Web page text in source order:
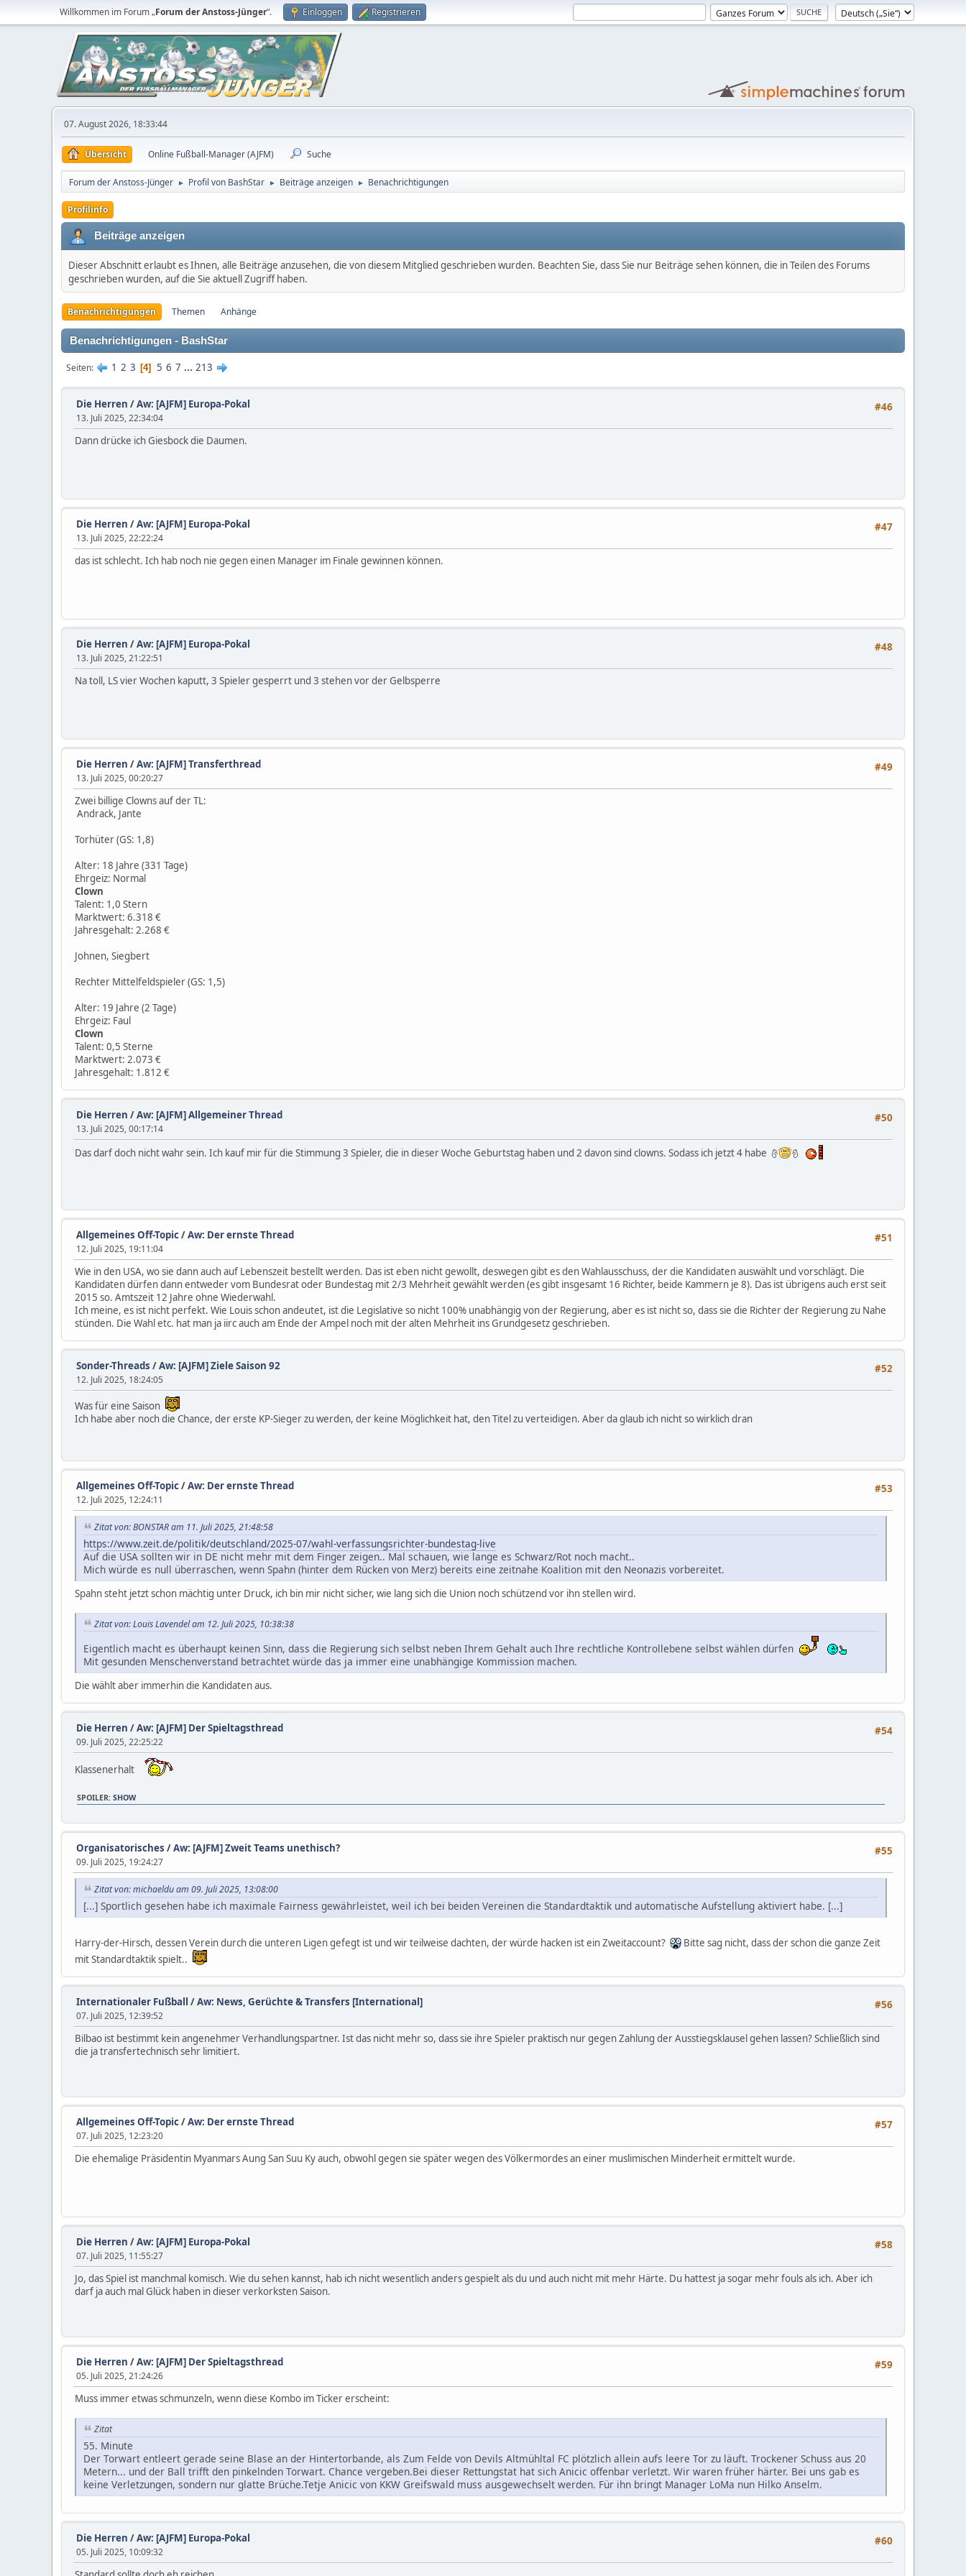
Willkommen im Forum „Forum der Anstoss-Jünger“. Einloggen Registrieren
07. August 2026, 18:33:44
Übersicht Online Fußball-Manager (AJFM) Suche
Forum der Anstoss-Jünger ► Profil von BashStar ► Beiträge anzeigen ► Benachrichtigungen
Profilinfo
Beiträge anzeigen
Dieser Abschnitt erlaubt es Ihnen, alle Beiträge anzusehen, die von diesem Mitglied geschrieben wurden. Beachten Sie, dass Sie nur Beiträge sehen können, die in Teilen des Forums
geschrieben wurden, auf die Sie aktuell Zugriff haben.
Benachrichtigungen Themen Anhänge
Benachrichtigungen - BashStar
Seiten 1 2 3 4 5 6 7 ... 213
#46
Die Herren /Aw: [AJFM] Europa-Pokal
13. Juli 2025, 22:34:04
Dann drücke ich Giesbock die Daumen.
#47
Die Herren /Aw: [AJFM] Europa-Pokal
13. Juli 2025, 22:22:24
das ist schlecht. Ich hab noch nie gegen einen Manager im Finale gewinnen können.
#48
Die Herren /Aw: [AJFM] Europa-Pokal
13. Juli 2025, 21:22:51
Na toll, LS vier Wochen kaputt, 3 Spieler gesperrt und 3 stehen vor der Gelbsperre
#49
Die Herren /Aw: [AJFM] Transferthread
13. Juli 2025, 00:20:27
Zwei billige Clowns auf der TL:
Andrack, Jante
Torhüter (GS: 1,8)
Alter: 18 Jahre (331 Tage)
Ehrgeiz: Normal
Clown
Talent: 1,0 Stern
Marktwert: 6.318 €
Jahresgehalt: 2.268 €
Johnen, Siegbert
Rechter Mittelfeldspieler (GS: 1,5)
Alter: 19 Jahre (2 Tage)
Ehrgeiz: Faul
Clown
Talent: 0,5 Sterne
Marktwert: 2.073 €
Jahresgehalt: 1.812 €
#50
Die Herren /Aw: [AJFM] Allgemeiner Thread
13. Juli 2025, 00:17:14
Das darf doch nicht wahr sein. Ich kauf mir für die Stimmung 3 Spieler, die in dieser Woche Geburtstag haben und 2 davon sind clowns. Sodass ich jetzt 4 habe
#51
Allgemeines Off-Topic/Aw: Der ernste Thread
12. Juli 2025, 19:11:04
Wie in den USA, wo sie dann auch auf Lebenszeit bestellt werden. Das ist eben nicht gewollt, deswegen gibt es den Wahlausschuss, der die Kandidaten auswählt und vorschlägt. Die
Kandidaten dürfen dann entweder vom Bundesrat oder Bundestag mit 2/3 Mehrheit gewählt werden (es gibt insgesamt 16 Richter, beide Kammern je 8). Das ist übrigens auch erst seit
2015 so. Amtszeit 12 Jahre ohne Wiederwahl.
Ich meine, es ist nicht perfekt. Wie Louis schon andeutet, ist die Legislative so nicht 100% unabhängig von der Regierung, aber es ist nicht so, dass sie die Richter der Regierung zu Nahe
stünden. Die Wahl etc. hat man ja iirc auch am Ende der Ampel noch mit der alten Mehrheit ins Grundgesetz geschrieben.
#52
Sonder-Threads /Aw: [AJFM] Ziele Saison 92
12. Juli 2025, 18:24:05
Was für eine Saison
Ich habe aber noch die Chance, der erste KP-Sieger zu werden, der keine Möglichkeit hat, den Titel zu verteidigen. Aber da glaub ich nicht so wirklich dran
#53
Allgemeines Off-Topic/Aw: Der ernste Thread
12. Juli 2025, 12:24:11
Zitat von: BONSTAR am 11. Juli 2025, 21:48:58
https://www.zeit.de/politik/deutschland/2025-07/wahl-verfassungsrichter-bundestag-live
Auf die USA sollten wir in DE nicht mehr mit dem Finger zeigen.. Mal schauen, wie lange es Schwarz/Rot noch macht..
Mich würde es null überraschen, wenn Spahn (hinter dem Rücken von Merz) bereits eine zeitnahe Koalition mit den Neonazis vorbereitet.
Spahn steht jetzt schon mächtig unter Druck, ich bin mir nicht sicher, wie lang sich die Union noch schützend vor ihn stellen wird.
Zitat von: Louis Lavendel am 12. Juli 2025, 10:38:38
Eigentlich macht es überhaupt keinen Sinn, dass die Regierung sich selbst neben Ihrem Gehalt auch Ihre rechtliche Kontrollebene selbst wählen dürfen
Mit gesunden Menschenverstand betrachtet würde das ja immer eine unabhängige Kommission machen.
Die wählt aber immerhin die Kandidaten aus.
#54
Die Herren /Aw: [AJFM] Der Spieltagsthread
09. Juli 2025, 22:25:22
Klassenerhalt
SPOILER: SHOW
#55
Organisatorisches /Aw: [AJFM] Zweit Teams unethisch?
09. Juli 2025, 19:24:27
Zitat von: michaeldu am 09. Juli 2025, 13:08:00
[...] Sportlich gesehen habe ich maximale Fairness gewährleistet, weil ich bei beiden Vereinen die Standardtaktik und automatische Aufstellung aktiviert habe. [...]
Harry-der-Hirsch, dessen Verein durch die unteren Ligen gefegt ist und wir teilweise dachten, der würde hacken ist ein Zweitaccount?
Bitte sag nicht, dass der schon die ganze Zeit
mit Standardtaktik spielt..
#56
Internationaler Fußball /Aw: News, Gerüchte & Transfers [International]
07. Juli 2025, 12:39:52
Bilbao ist bestimmt kein angenehmer Verhandlungspartner. Ist das nicht mehr so, dass sie ihre Spieler praktisch nur gegen Zahlung der Ausstiegsklausel gehen lassen? Schließlich sind
die ja transfertechnisch sehr limitiert.
#57
Allgemeines Off-Topic/Aw: Der ernste Thread
07. Juli 2025, 12:23:20
Die ehemalige Präsidentin Myanmars Aung San Suu Ky auch, obwohl gegen sie später wegen des Völkermordes an einer muslimischen Minderheit ermittelt wurde.
#58
Die Herren /Aw: [AJFM] Europa-Pokal
07. Juli 2025, 11:55:27
Jo, das Spiel ist manchmal komisch. Wie du sehen kannst, hab ich nicht wesentlich anders gespielt als du und auch nicht mit mehr Härte. Du hattest ja sogar mehr fouls als ich. Aber ich
darf ja auch mal Glück haben in dieser verkorksten Saison.
#59
Die Herren /Aw: [AJFM] Der Spieltagsthread
05. Juli 2025, 21:24:26
Muss immer etwas schmunzeln, wenn diese Kombo im Ticker erscheint:
Zitat
55. Minute
Der Torwart entleert gerade seine Blase an der Hintertorbande, als Zum Felde von Devils Altmühltal FC plötzlich allein aufs leere Tor zu läuft. Trockener Schuss aus 20
Metern... und der Ball trifft den pinkelnden Torwart. Chance vergeben.Bei dieser Rettungstat hat sich Anicic offenbar verletzt. Wir waren früher härter. Bei uns gab es
keine Verletzungen, sondern nur glatte Brüche.Tetje Anicic von KKW Greifswald muss ausgewechselt werden. Für ihn bringt Manager LoMa nun Hilko Anselm.
#60
Die Herren /Aw: [AJFM] Europa-Pokal
05. Juli 2025, 10:09:32